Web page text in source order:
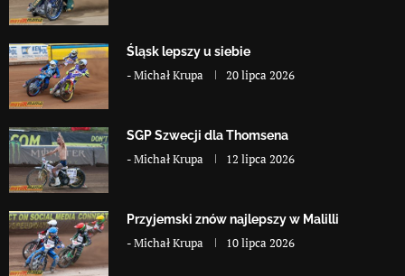
Śląsk lepszy u siebie
-Michał Krupa 20 lipca 2026
SGP Szwecji dla Thomsena
-Michał Krupa 12 lipca 2026
Przyjemski znów najlepszy w Malilli
-Michał Krupa 10 lipca 2026